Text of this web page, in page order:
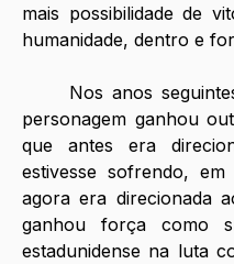
mais possibilidade de
humanidade, dentro e
Nos anos
personagem ganhou
que antes era
estivesse sofrendo,
agora era direcionada
ganhou força como
estadunidense na luta